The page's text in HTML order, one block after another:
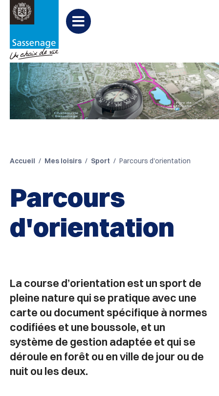
Aller à la recherche
Accueil Mes loisirs Sport Parcours d'orientation
Parcours
d'orientation
La course d’orientation est un sport de
pleine nature qui se pratique avec une
carte ou document spécifique à normes
codifiées et une boussole, et un
système de gestion adaptée et qui se
déroule en forêt ou en ville de jour ou de
nuit ou les deux.